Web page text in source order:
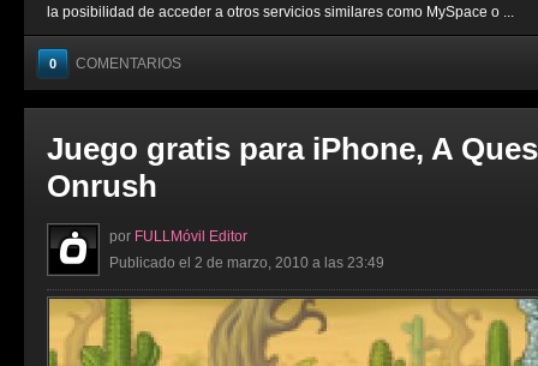
la posibilidad de acceder a otros servicios similares como MySpace o ...
0 COMENTARIOS
Juego gratis para iPhone, A
Onrush
por FULLMóvil Editor
Publicado el 2 de marzo, 2010 a las 23:49